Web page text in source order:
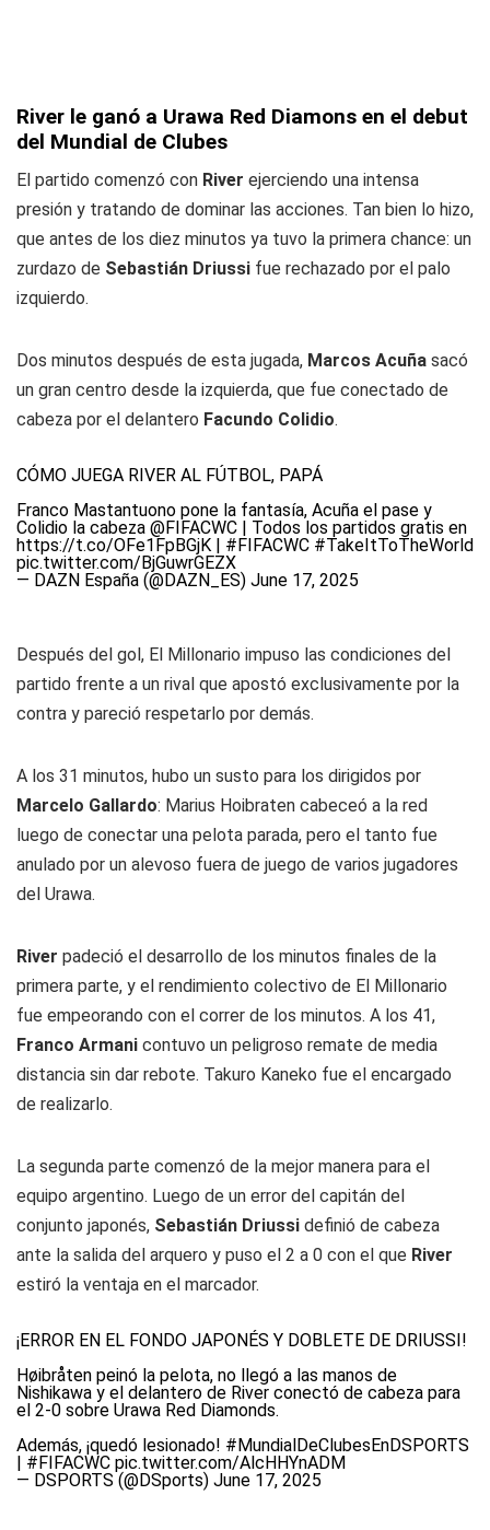
River le ganó a Urawa Red Diamons en el debut
del Mundial de Clubes
El partido comenzó con River ejerciendo una intensa
presión y tratando de dominar las acciones. Tan bien lo hizo,
que antes de los diez minutos ya tuvo la primera chance: un
zurdazo de Sebastián Driussi fue rechazado por el palo
izquierdo.
Dos minutos después de esta jugada, Marcos Acuña sacó
un gran centro desde la izquierda, que fue conectado de
cabeza por el delantero Facundo Colidio.
CÓMO JUEGA RIVER AL FÚTBOL, PAPÁ
Franco Mastantuono pone la fantasía, Acuña el pase y
Colidio la cabeza @FIFACWC | Todos los partidos gratis en
https://t.co/OFe1FpBGjK | #FIFACWC #TakeItToTheWorld
pic.twitter.com/BjGuwrGEZX
— DAZN España (@DAZN_ES) June 17, 2025
Después del gol, El Millonario impuso las condiciones del
partido frente a un rival que apostó exclusivamente por la
contra y pareció respetarlo por demás.
A los 31 minutos, hubo un susto para los dirigidos por
Marcelo Gallardo: Marius Hoibraten cabeceó a la red
luego de conectar una pelota parada, pero el tanto fue
anulado por un alevoso fuera de juego de varios jugadores
del Urawa.
River padeció el desarrollo de los minutos finales de la
primera parte, y el rendimiento colectivo de El Millonario
fue empeorando con el correr de los minutos. A los 41,
Franco Armani contuvo un peligroso remate de media
distancia sin dar rebote. Takuro Kaneko fue el encargado
de realizarlo.
La segunda parte comenzó de la mejor manera para el
equipo argentino. Luego de un error del capitán del
conjunto japonés, Sebastián Driussi definió de cabeza
ante la salida del arquero y puso el 2 a 0 con el que River
estiró la ventaja en el marcador.
¡ERROR EN EL FONDO JAPONÉS Y DOBLETE DE DRIUSSI!
Høibråten peinó la pelota, no llegó a las manos de
Nishikawa y el delantero de River conectó de cabeza para
el 2-0 sobre Urawa Red Diamonds.
Además, ¡quedó lesionado! #MundialDeClubesEnDSPORTS
| #FIFACWC pic.twitter.com/AlcHHYnADM
— DSPORTS (@DSports) June 17, 2025